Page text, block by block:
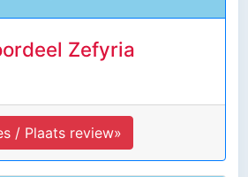
Zefyria
/ Plaats review»